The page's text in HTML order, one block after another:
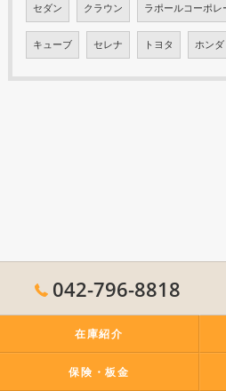
セダン クラウン ラポールコーポレ
キューブ セレナ トヨタ ホンダ
042-796-8818
在庫紹介
保険・板金